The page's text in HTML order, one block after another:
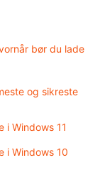
bør du lade
og sikreste
i Windows 11
i Windows 10